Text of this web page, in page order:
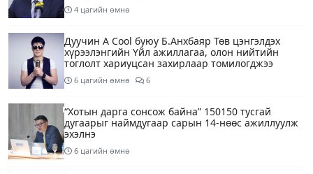
4 цагийн өмнө
Дуучин A Cool буюу Б.Анхбаяр Төв цэнгэлдэх
хүрээлэнгийн Үйл ажиллагаа, олон нийтийн
тоглолт хариуцсан захирлаар томилогджээ
6 цагийн өмнө 6
“Хотын дарга сонсож байна” 150150 тусгай
дугаарыг наймдугаар сарын 14-нөөс ажиллуулж
эхэлнэ
6 цагийн өмнө